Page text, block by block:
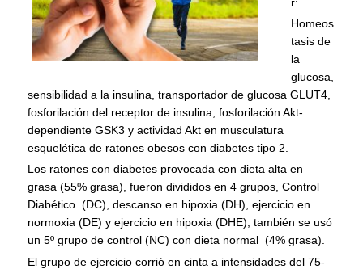
Homeos
tasis de
la
glucosa,
sensibilidad a la insulina, transportador de glucosa GLUT4,
fosforilación del receptor de insulina, fosforilación Akt-
dependiente GSK3 y actividad Akt en musculatura
esquelética de ratones obesos con diabetes tipo 2.
Los ratones con diabetes provocada con dieta alta en
grasa (55% grasa), fueron divididos en 4 grupos, Control
Diabético (DC), descanso en hipoxia (DH), ejercicio en
normoxia (DE) y ejercicio en hipoxia (DHE); también se usó
un 5º grupo de control (NC) con dieta normal (4% grasa).
El grupo de ejercicio corrió en cinta a intensidades del 75-